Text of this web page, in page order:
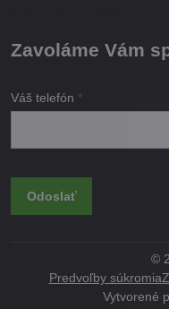
Zavoláme Vám
Váš telefón *
Odoslať
©
Predvoľby súkromia
Vytvorené